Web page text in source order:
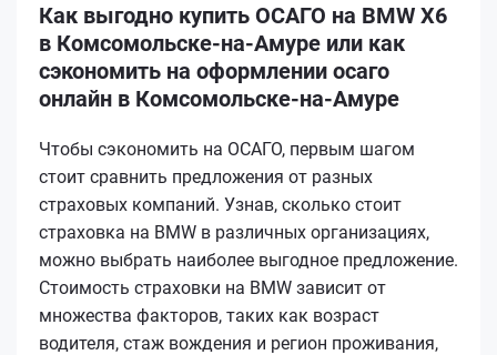
Как выгодно купить ОСАГО на BMW X6
в Комсомольске-на-Амуре или как
сэкономить на оформлении осаго
онлайн в Комсомольске-на-Амуре
Чтобы сэкономить на ОСАГО, первым шагом
стоит сравнить предложения от разных
страховых компаний. Узнав, сколько стоит
страховка на BMW в различных организациях,
можно выбрать наиболее выгодное предложение.
Стоимость страховки на BMW зависит от
множества факторов, таких как возраст
водителя, стаж вождения и регион проживания,